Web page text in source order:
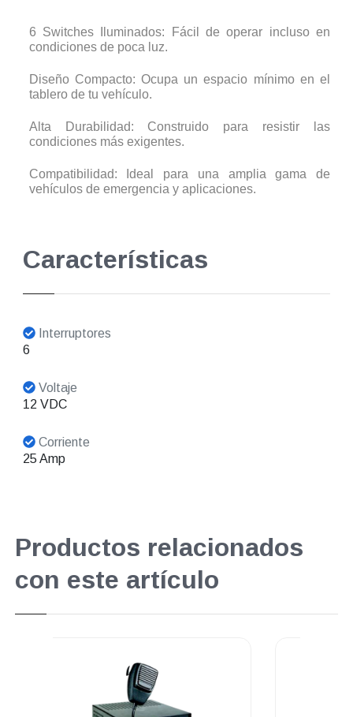
6 Switches Iluminados: Fácil de operar incluso en
condiciones de poca luz.
Diseño Compacto: Ocupa un espacio mínimo en el
tablero de tu vehículo.
Alta Durabilidad: Construido para resistir las
condiciones más exigentes.
Compatibilidad: Ideal para una amplia gama de
vehículos de emergencia y aplicaciones.
Características
Interruptores
6
Voltaje
12 VDC
Corriente
25 Amp
Productos relacionados
con este artículo